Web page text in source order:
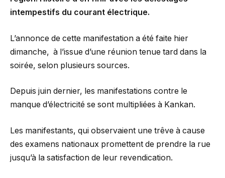
intempestifs du courant électrique.
L’annonce de cette manifestation a été faite hier
dimanche, à l’issue d’une réunion tenue tard dans la
soirée, selon plusieurs sources.
Depuis juin dernier, les manifestations contre le
manque d’électricité se sont multipliées à Kankan.
Les manifestants, qui observaient une trêve à cause
des examens nationaux promettent de prendre la rue
jusqu’à la satisfaction de leur revendication.